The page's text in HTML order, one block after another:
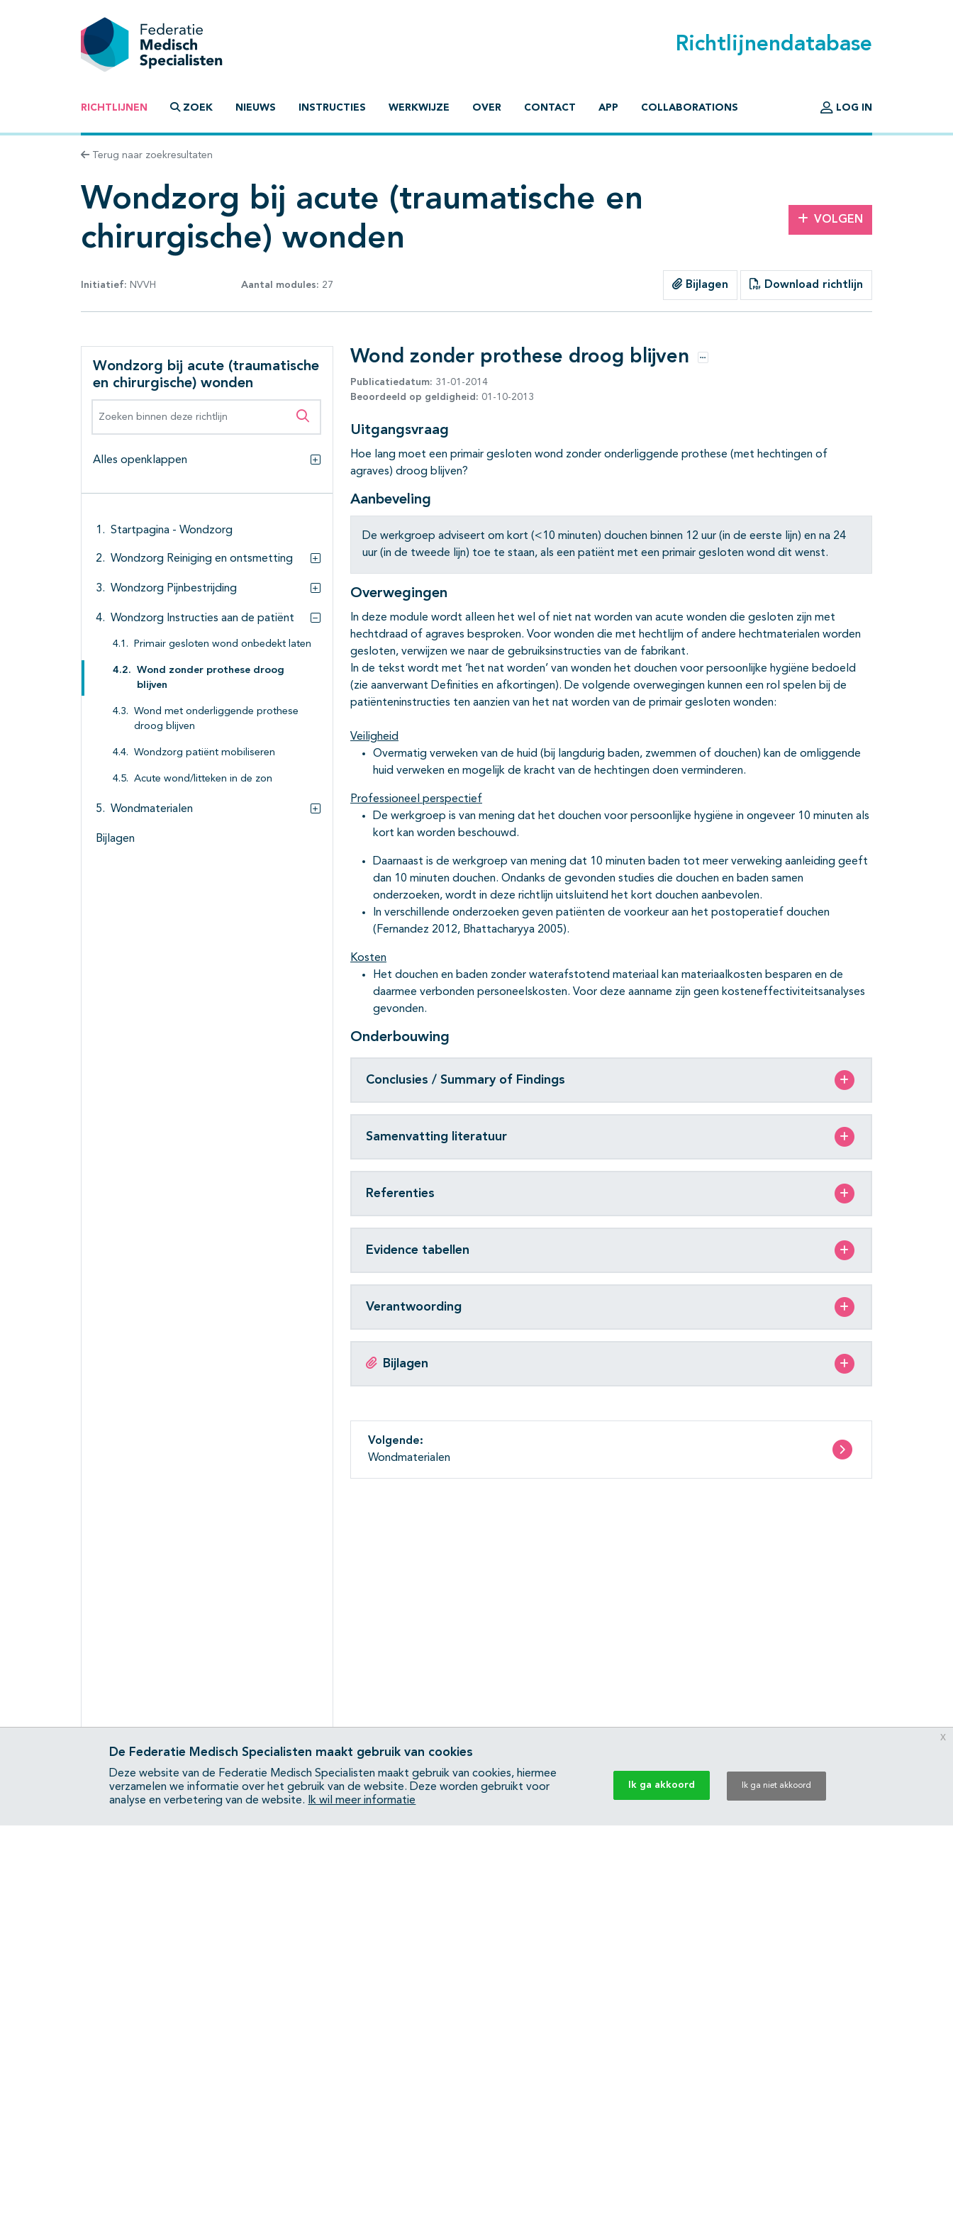
Richtlijnendatabase
RICHTLIJNEN ZOEK NIEUWS INSTRUCTIES WERKWIJZE OVER CONTACT APP COLLABORATIONS LOG IN
Terug naar zoekresultaten
Wondzorg bij acute (traumatische en
chirurgische) wonden
VOLGEN
Initiatief: NVVH Aantal modules: 27 Bijlagen Download richtlijn
Wondzorg bij acute (traumatische
en chirurgische) wonden
Zoeken binnen deze richtlijn
Alles openklappen
Alles openklappen
Startpagina - Wondzorg
Wondzorg Reiniging en ontsmetting
Subpagina's open- en dichtklappen
Wondzorg Pijnbestrijding
Wondzorg Instructies aan de patiënt
Subpagina's open- en dichtklappen
Primair gesloten wond onbedekt laten
Wond zonder prothese droog
blijven
Wond met onderliggende prothese
droog blijven
Wondzorg patiënt mobiliseren
Acute wond/litteken in de zon
Wondmaterialen
Subpagina's open- en dichtklappen
Bijlagen
Wond zonder prothese droog blijven Opties
Publicatiedatum: 31-01-2014
Beoordeeld op geldigheid: 01-10-2013
Uitgangsvraag
Hoe lang moet een primair gesloten wond zonder onderliggende prothese (met hechtingen of
agraves) droog blijven?
Aanbeveling
De werkgroep adviseert om kort (<10 minuten) douchen binnen 12 uur (in de eerste lijn) en na 24
uur (in de tweede lijn) toe te staan, als een patiënt met een primair gesloten wond dit wenst.
Overwegingen
In deze module wordt alleen het wel of niet nat worden van acute wonden die gesloten zijn met
hechtdraad of agraves besproken. Voor wonden die met hechtlijm of andere hechtmaterialen worden
gesloten, verwijzen we naar de gebruiksinstructies van de fabrikant.
In de tekst wordt met ‘het nat worden’ van wonden het douchen voor persoonlijke hygiëne bedoeld
(zie aanverwant Definities en afkortingen). De volgende overwegingen kunnen een rol spelen bij de
patiënteninstructies ten aanzien van het nat worden van de primair gesloten wonden:
Veiligheid
Overmatig verweken van de huid (bij langdurig baden, zwemmen of douchen) kan de omliggende
huid verweken en mogelijk de kracht van de hechtingen doen verminderen.
Professioneel perspectief
De werkgroep is van mening dat het douchen voor persoonlijke hygiëne in ongeveer 10 minuten als
kort kan worden beschouwd.
Daarnaast is de werkgroep van mening dat 10 minuten baden tot meer verweking aanleiding geeft
dan 10 minuten douchen. Ondanks de gevonden studies die douchen en baden samen
onderzoeken, wordt in deze richtlijn uitsluitend het kort douchen aanbevolen.
In verschillende onderzoeken geven patiënten de voorkeur aan het postoperatief douchen
(Fernandez 2012, Bhattacharyya 2005).
Kosten
Het douchen en baden zonder waterafstotend materiaal kan materiaalkosten besparen en de
daarmee verbonden personeelskosten. Voor deze aanname zijn geen kosteneffectiviteitsanalyses
gevonden.
Onderbouwing
Conclusies / Summary of Findings
Samenvatting literatuur
Referenties
Evidence tabellen
Verantwoording
Bijlagen
Volgende:
Wondmaterialen
De Federatie Medisch Specialisten maakt gebruik van cookies
Deze website van de Federatie Medisch Specialisten maakt gebruik van cookies, hiermee
verzamelen we informatie over het gebruik van de website. Deze worden gebruikt voor
analyse en verbetering van de website.
Ik wil meer informatie
Ik ga akkoord Ik ga niet akkoord
x